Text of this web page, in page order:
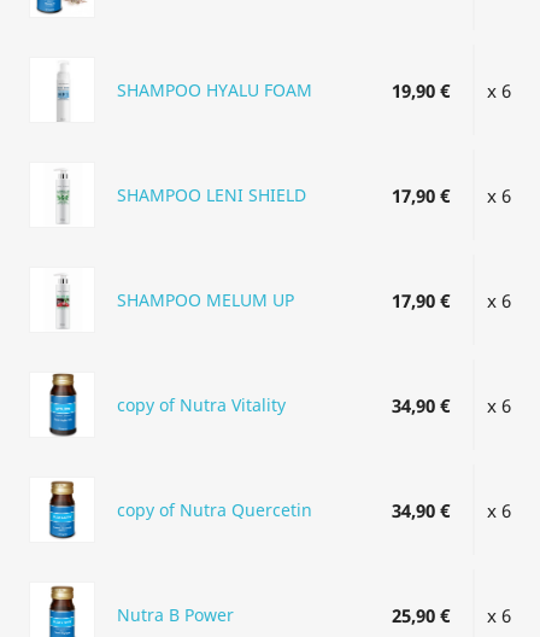
SHAMPOO HYALU FOAM 19,90 € x 6
SHAMPOO LENI SHIELD 17,90 € x 6
SHAMPOO MELUM UP 17,90 € x 6
copy of Nutra Vitality 34,90 € x 6
copy of Nutra Quercetin 34,90 € x 6
Nutra B Power 25,90 € x 6